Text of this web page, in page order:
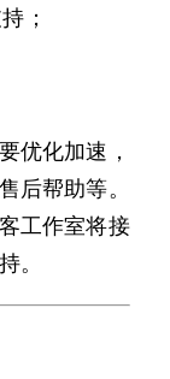
；
优化加速，
后帮助等。
工作室将接
。